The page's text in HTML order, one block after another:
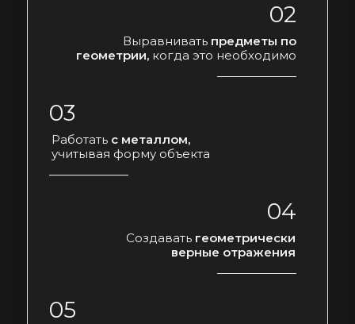
Создавать геометрически
верные отражения
04
Выравнивать предметы по
геометрии, когда это необходимо
02
05
Работать с металлом,
учитывая форму объекта
03